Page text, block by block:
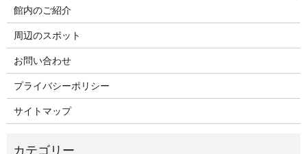
館内のご紹介
周辺のスポット
お問い合わせ
プライバシーポリシー
サイトマップ